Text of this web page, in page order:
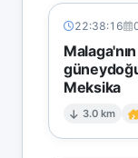
22:38:16
Meksika
3.0 km